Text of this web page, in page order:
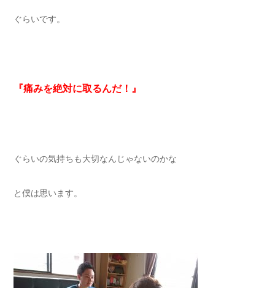
ぐらいです。
『痛みを絶対に取るんだ！』
ぐらいの気持ちも大切なんじゃないのかな
と僕は思います。